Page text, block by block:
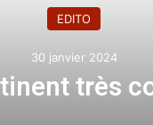
EDITO
30 janvier 2024
très